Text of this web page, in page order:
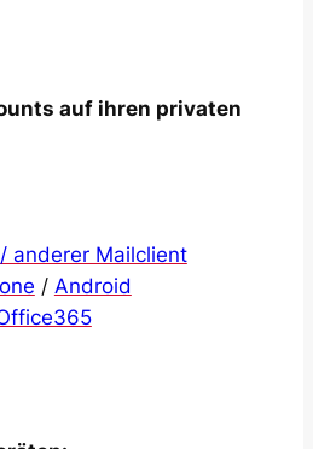
auf ihren privaten
anderer Mailclient
/ Android